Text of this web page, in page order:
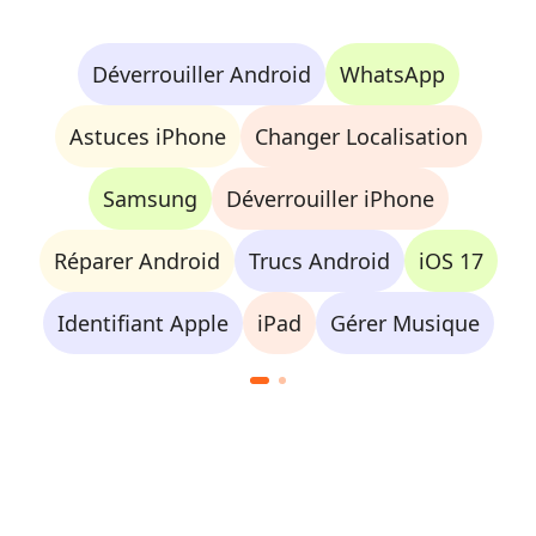
Déverrouiller Android WhatsApp
Astuces iPhone Changer Localisation
Samsung Déverrouiller iPhone
Réparer Android Trucs Android iOS 17
Identifiant Apple iPad Gérer Musique